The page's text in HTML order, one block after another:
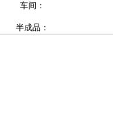
车间：
半成品：